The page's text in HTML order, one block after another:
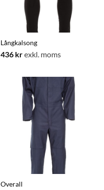
Långkalsong
436 krexkl. moms
Overall